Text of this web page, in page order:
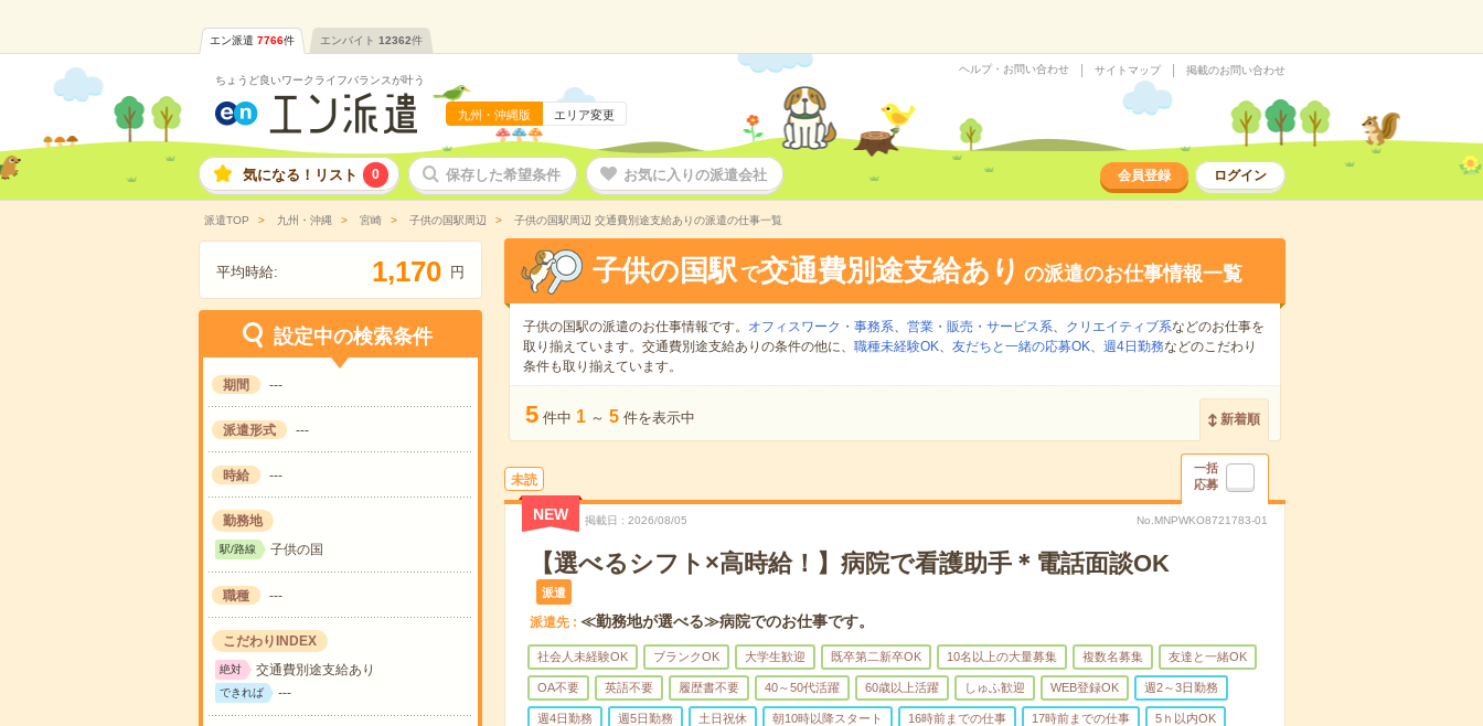
エン派遣 7766件 エンバイト 12362件
ちょうど良いワークライフバランスが叶う
九州・沖縄版 エリア変更
ヘルプ・お問い合わせ サイトマップ 掲載のお問い合わせ
気になる！リスト 0 保存した希望条件 お気に入りの派遣会社 会員登録 ログイン
派遣TOP 九州・沖縄 宮崎 子供の国駅周辺 子供の国駅周辺 交通費別途支給ありの派遣の仕事一覧
平均時給: 1,170 円
設定中の検索条件
期間 ---
派遣形式 ---
時給 ---
勤務地
駅/路線 子供の国
職種 ---
こだわりINDEX
絶対 交通費別途支給あり
できれば ---
子供の国駅 で交通費別途支給あり の派遣のお仕事情報一覧
子供の国駅の派遣のお仕事情報です。 オフィスワーク・事務系、 営業・販売・サービス系、 クリエイティブ系などのお仕事を
取り揃えています。交通費別途支給ありの条件の他に、 職種未経験OK、 友だちと一緒の応募OK、 週4日勤務などのこだわり
条件も取り揃えています。
5 件中 1 ～ 5 件を表示中 新着順
未読
一括
応募
NEW 掲載日 2026/08/05 No.MNPWKO8721783-01
【選べるシフト×高時給！】病院で看護助手＊電話面談OK
派遣
派遣先 ≪勤務地が選べる≫病院でのお仕事です。
社会人未経験OK ブランクOK 大学生歓迎 既卒第二新卒OK 10名以上の大量募集 複数名募集 友達と一緒OK
OA不要 英語不要 履歴書不要 40～50代活躍 60歳以上活躍 しゅふ歓迎 WEB登録OK 週2～3日勤務
週4日勤務 週5日勤務 土日祝休 朝10時以降スタート 16時前までの仕事 17時前までの仕事 5ｈ以内OK